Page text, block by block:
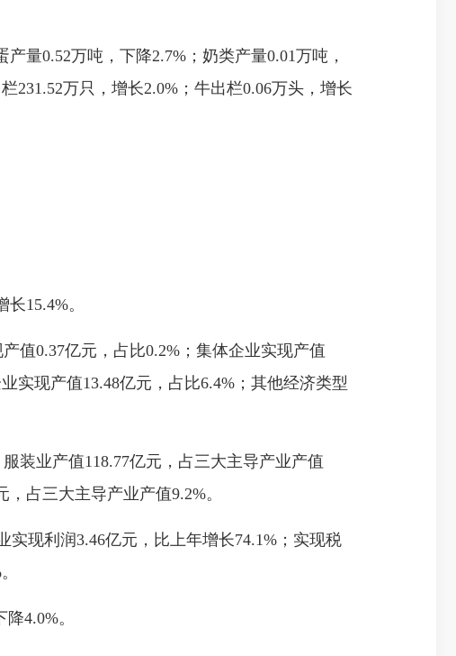
量0.52万吨，下降2.7%；奶类产量0.01万吨，
231.52万只，增长2.0%；牛出栏0.06万头，增长
15.4%。
值0.37亿元，占比0.2%；集体企业实现产值
实现产值13.48亿元，占比6.4%；其他经济类型
装业产值118.77亿元，占三大主导产业产值
占三大主导产业产值9.2%。
现利润3.46亿元，比上年增长74.1%；实现税
4.0%。